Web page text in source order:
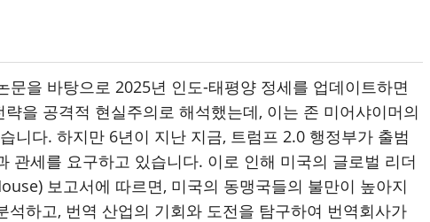
을 바탕으로 2025년 인도-태평양 정세를 업데이트하면
을 공격적 현실주의로 해석했는데, 이는 존 미어샤이머의
니다. 하지만 6년이 지난 지금, 트럼프 2.0 행정부가 출범
세를 요구하고 있습니다. 이로 인해 미국의 글로벌 리더
보고서에 따르면, 미국의 동맹국들의 불만이 높아지
하고, 번역 산업의 기회와 도전을 탐구하여 번역회사가